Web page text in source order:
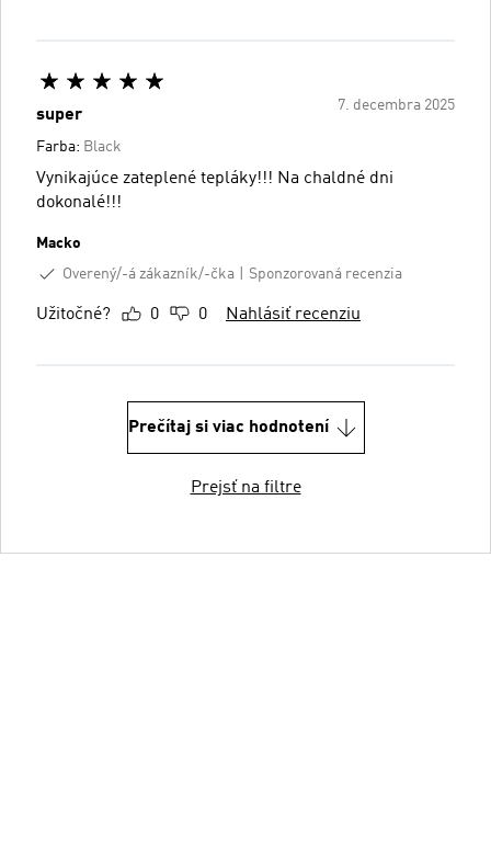
7. decembra 2025
super
Farba: Black
Vynikajúce zateplené tepláky!!! Na chaldné dni
dokonalé!!!
Macko
Overený/-á zákazník/-čka
Sponzorovaná recenzia
Užitočné? 0 0 Nahlásiť recenziu
Prečítaj si viac hodnotení
Prejsť na filtre